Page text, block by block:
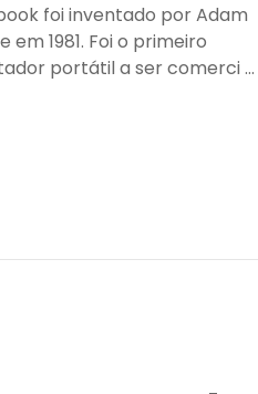
foi inventado por Adam
em 1981. Foi o primeiro
portátil a ser comerci ...